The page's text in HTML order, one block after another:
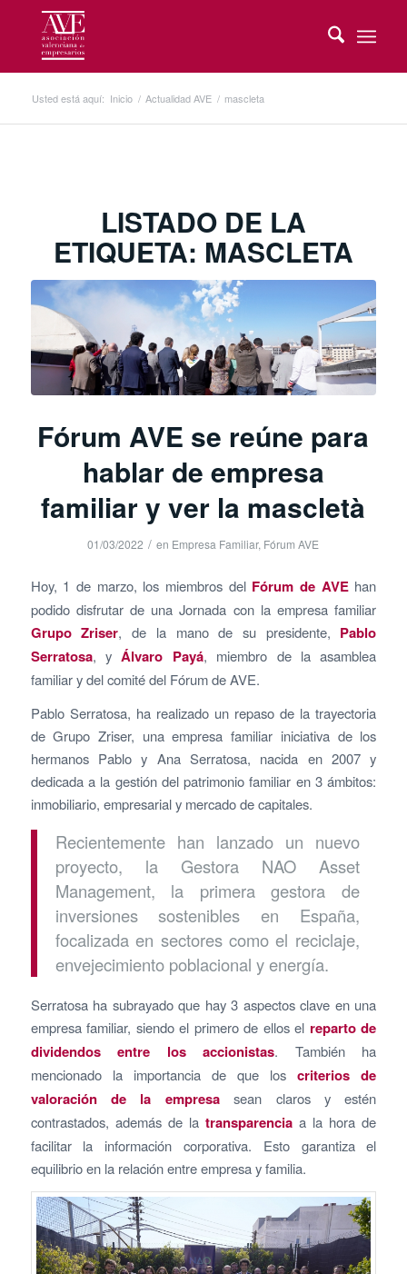
Usted está aquí: Inicio / Actualidad AVE / mascleta
LISTADO DE LA
ETIQUETA: MASCLETA
Fórum AVE se reúne para
hablar de empresa
familiar y ver la mascletà
01/03/2022 / en Empresa Familiar, Fórum AVE
Hoy, 1 de marzo, los miembros del Fórum de AVEhan
podido disfrutar de una Jornada con la empresa familiar
Grupo Zriser, de la mano de su presidente, Pablo
Serratosa, yÁlvaro Payá, miembro de la asamblea
familiar y del comité del Fórum de AVE.
Pablo Serratosa, ha realizado un repaso de la trayectoria
de Grupo Zriser, una empresa familiar iniciativa de los
hermanos Pablo y Ana Serratosa, nacida en 2007 y
dedicada a la gestión del patrimonio familiar en 3 ámbitos:
inmobiliario, empresarial y mercado de capitales.
Recientemente han lanzado un nuevo
proyecto, la Gestora NAO Asset
Management, la primera gestora de
inversiones sostenibles en España,
focalizada en sectores como el reciclaje,
envejecimiento poblacional y energía.
Serratosa ha subrayado que hay 3 aspectos clave en una
empresa familiar, siendo el primero de ellos el reparto de
dividendos entre los accionistas. También ha
mencionado la importancia de que loscriterios de
valoración de la empresasean claros y estén
contrastados, además de la transparencia a la hora de
facilitar la información corporativa. Esto garantiza el
equilibrio en la relación entre empresa y familia.